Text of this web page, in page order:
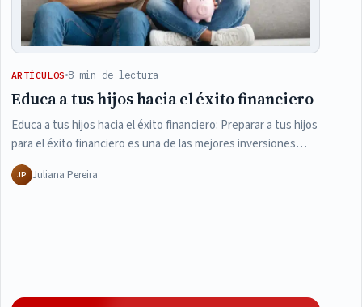
ARTÍCULOS 8 min de lectura
Educa a tus hijos hacia el éxito financiero
Educa a tus hijos hacia el éxito financiero: Preparar a tus hijos
para el éxito financiero es una de las mejores inversiones…
JP Juliana Pereira